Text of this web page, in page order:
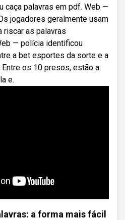
caça palavras em pdf. Web —
jogadores geralmente usam
riscar as palavras
— polícia identificou
a bet esportes da sorte e a
os 10 presos, estão a
e.
a forma mais fácil